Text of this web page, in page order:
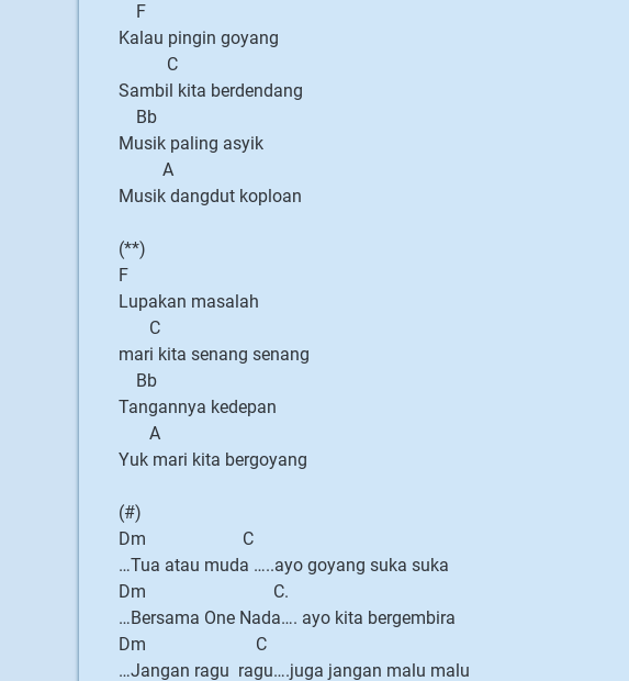
F
Kalau pingin goyang
C
Sambil kita berdendang
Bb
Musik paling asyik
A
Musik dangdut koploan
(**)
F
Lupakan masalah
C
mari kita senang senang
Bb
Tangannya kedepan
A
Yuk mari kita bergoyang
(#)
Dm C
…Tua atau muda …..ayo goyang suka suka
Dm C.
…Bersama One Nada…. ayo kita bergembira
Dm C
…Jangan ragu ragu….juga jangan malu malu